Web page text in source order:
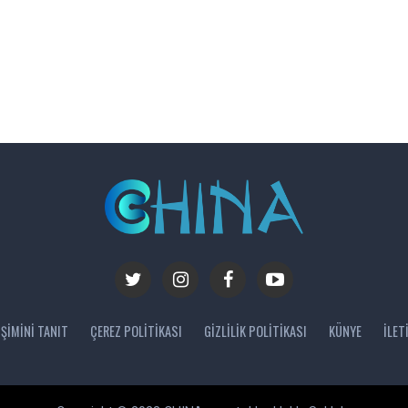
TANIT ÇEREZ POLITIKASI GIZLILIK POLITIKASI KÜNYE